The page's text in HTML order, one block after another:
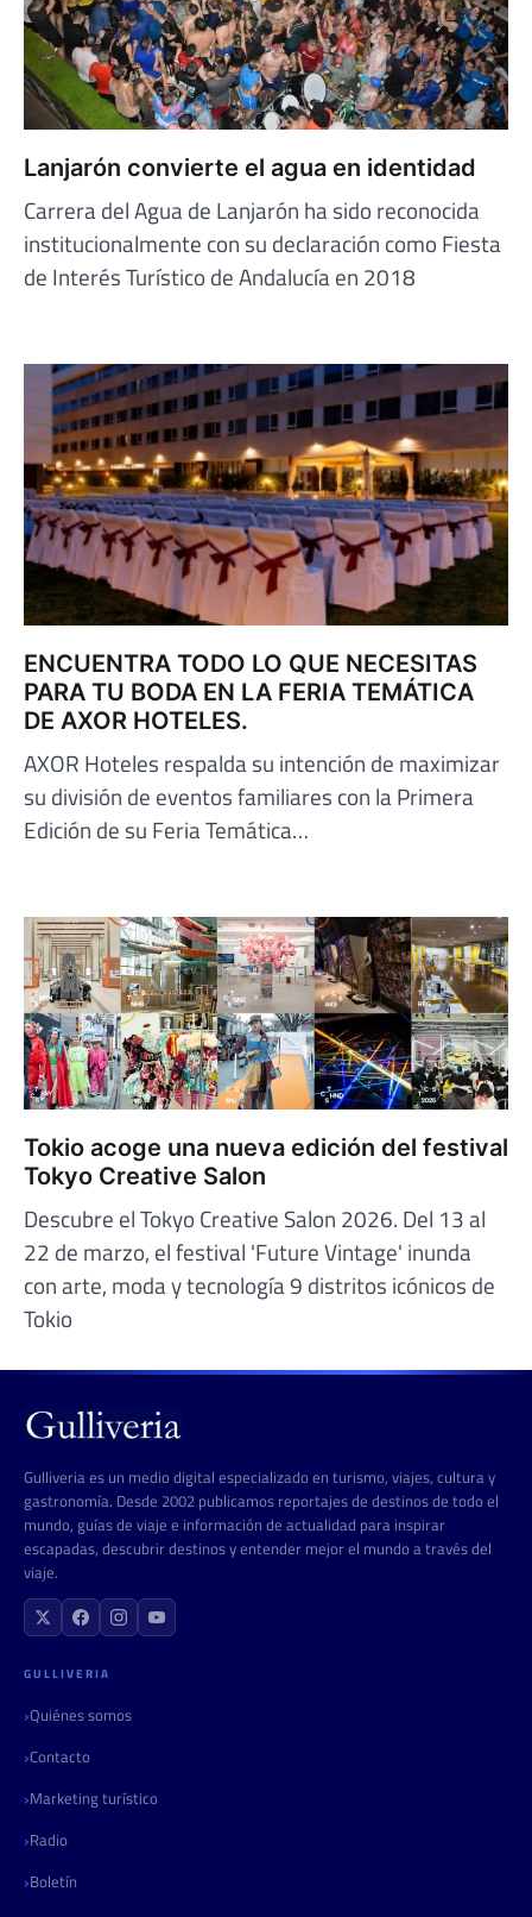
Lanjarón convierte el agua en identidad
Carrera del Agua de Lanjarón ha sido reconocida
institucionalmente con su declaración como Fiesta
de Interés Turístico de Andalucía en 2018
ENCUENTRA TODO LO QUE NECESITAS
PARA TU BODA EN LA FERIA TEMÁTICA
DE AXOR HOTELES.
AXOR Hoteles respalda su intención de maximizar
su división de eventos familiares con la Primera
Edición de su Feria Temática…
Tokio acoge una nueva edición del festival
Tokyo Creative Salon
Descubre el Tokyo Creative Salon 2026. Del 13 al
22 de marzo, el festival 'Future Vintage' inunda
con arte, moda y tecnología 9 distritos icónicos de
Tokio
Gulliveria es un medio digital especializado en turismo, viajes, cultura y
gastronomía. Desde 2002 publicamos reportajes de destinos de todo el
mundo, guías de viaje e información de actualidad para inspirar
escapadas, descubrir destinos y entender mejor el mundo a través del
viaje.
GULLIVERIA
Quiénes somos
Contacto
Marketing turístico
Radio
Boletín